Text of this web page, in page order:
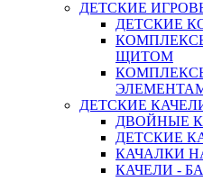
ДЕТСКИЕ
ДЕТСКИЕ
ЩИТОМ
ДЕТСКИЕ
ДВОЙНЫЕ
ДЕТСКИЕ
КАЧАЛКИ
КАЧЕЛИ -